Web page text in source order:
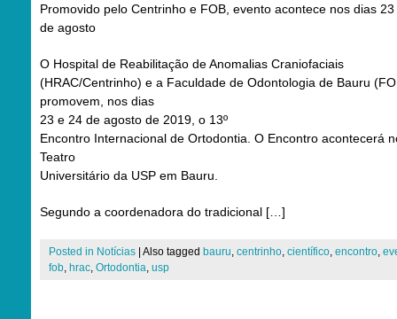
Promovido pelo Centrinho e FOB, evento acontece nos dias
de agosto
O Hospital de Reabilitação de Anomalias Craniofaciais
(HRAC/Centrinho) e a Faculdade de Odontologia de Bauru
promovem, nos dias
23 e 24 de agosto de 2019, o 13º
Encontro Internacional de Ortodontia. O Encontro acontecerá
Teatro
Universitário da USP em Bauru.
Segundo a coordenadora do tradicional […]
Posted in Notícias Also tagged bauru, centrinho, científico, encontro,
fob, hrac, Ortodontia, usp